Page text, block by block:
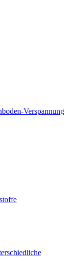
Verspannung